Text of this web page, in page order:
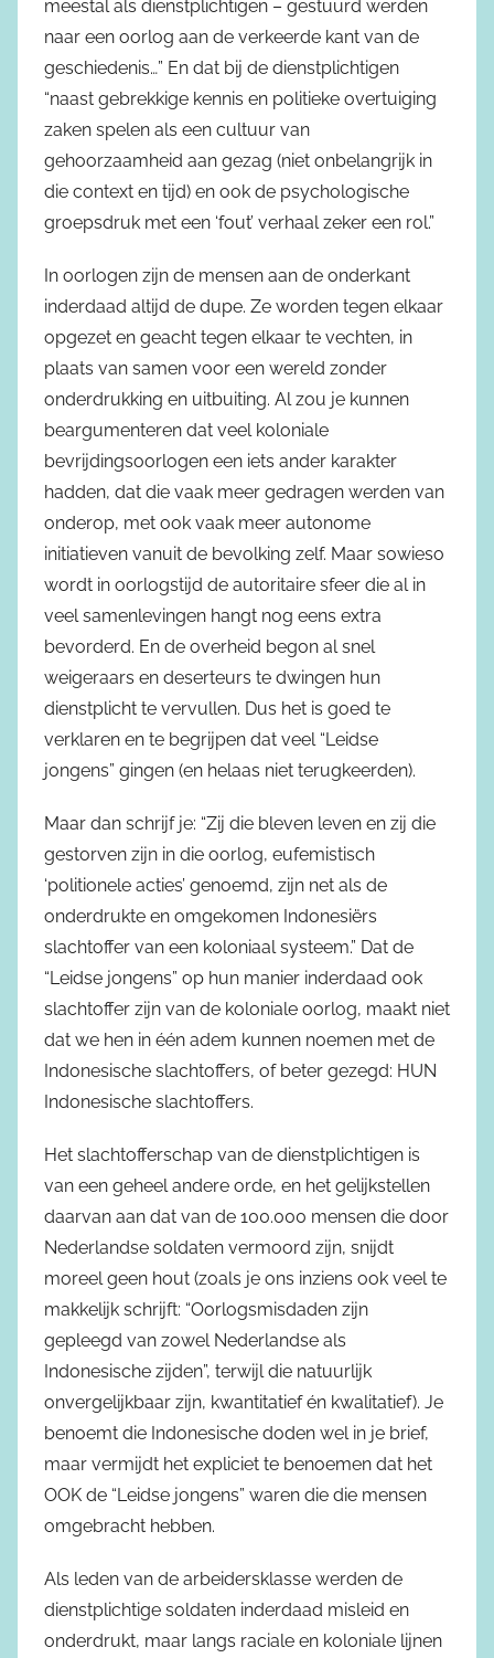
meestal als dienstplichtigen – gestuurd werden
naar een oorlog aan de verkeerde kant van de
geschiedenis…” En dat bij de dienstplichtigen
“naast gebrekkige kennis en politieke overtuiging
zaken spelen als een cultuur van
gehoorzaamheid aan gezag (niet onbelangrijk in
die context en tijd) en ook de psychologische
groepsdruk met een ‘fout’ verhaal zeker een rol.”
In oorlogen zijn de mensen aan de onderkant
inderdaad altijd de dupe. Ze worden tegen elkaar
opgezet en geacht tegen elkaar te vechten, in
plaats van samen voor een wereld zonder
onderdrukking en uitbuiting. Al zou je kunnen
beargumenteren dat veel koloniale
bevrijdingsoorlogen een iets ander karakter
hadden, dat die vaak meer gedragen werden van
onderop, met ook vaak meer autonome
initiatieven vanuit de bevolking zelf. Maar sowieso
wordt in oorlogstijd de autoritaire sfeer die al in
veel samenlevingen hangt nog eens extra
bevorderd. En de overheid begon al snel
weigeraars en deserteurs te dwingen hun
dienstplicht te vervullen. Dus het is goed te
verklaren en te begrijpen dat veel “Leidse
jongens” gingen (en helaas niet terugkeerden).
Maar dan schrijf je: “Zij die bleven leven en zij die
gestorven zijn in die oorlog, eufemistisch
‘politionele acties’ genoemd, zijn net als de
onderdrukte en omgekomen Indonesiërs
slachtoffer van een koloniaal systeem.” Dat de
“Leidse jongens” op hun manier inderdaad ook
slachtoffer zijn van de koloniale oorlog, maakt niet
dat we hen in één adem kunnen noemen met de
Indonesische slachtoffers, of beter gezegd: HUN
Indonesische slachtoffers.
Het slachtofferschap van de dienstplichtigen is
van een geheel andere orde, en het gelijkstellen
daarvan aan dat van de 100.000 mensen die door
Nederlandse soldaten vermoord zijn, snijdt
moreel geen hout (zoals je ons inziens ook veel te
makkelijk schrijft: “Oorlogsmisdaden zijn
gepleegd van zowel Nederlandse als
Indonesische zijden”, terwijl die natuurlijk
onvergelijkbaar zijn, kwantitatief én kwalitatief). Je
benoemt die Indonesische doden wel in je brief,
maar vermijdt het expliciet te benoemen dat het
OOK de “Leidse jongens” waren die die mensen
omgebracht hebben.
Als leden van de arbeidersklasse werden de
dienstplichtige soldaten inderdaad misleid en
onderdrukt, maar langs raciale en koloniale lijnen